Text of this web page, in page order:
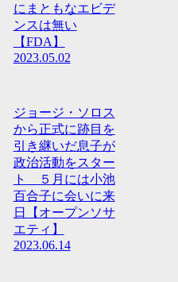
にまともなエビデ
ンスは無い
【FDA】
2023.05.02
ジョージ・ソロス
から正式に跡目を
引き継いだ息子が
政治活動をスター
ト ５月には小池
百合子に会いに来
日【オープンソサ
エティ】
2023.06.14